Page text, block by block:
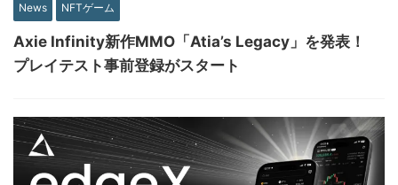
News NFTゲーム
Axie Infinity新作MMO「Atia’s Legacy」を発表！
プレイテスト事前登録がスタート